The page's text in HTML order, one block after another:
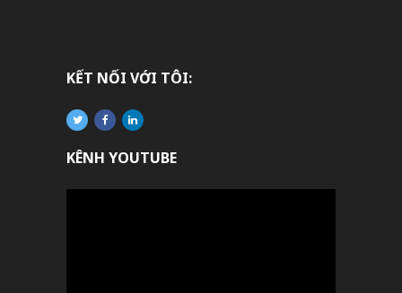
KẾT NỐI VỚI TÔI:
KÊNH YOUTUBE